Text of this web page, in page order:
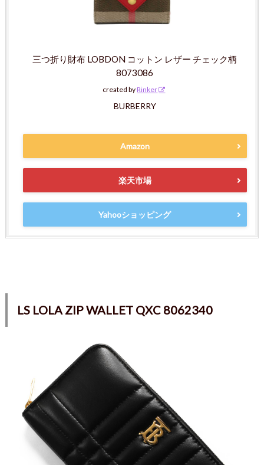
三つ折り財布 LOBDON コットン レザー チェック柄
8073086
created by Rinker
BURBERRY
Amazon
楽天市場
Yahooショッピング
LS LOLA ZIP WALLET QXC 8062340